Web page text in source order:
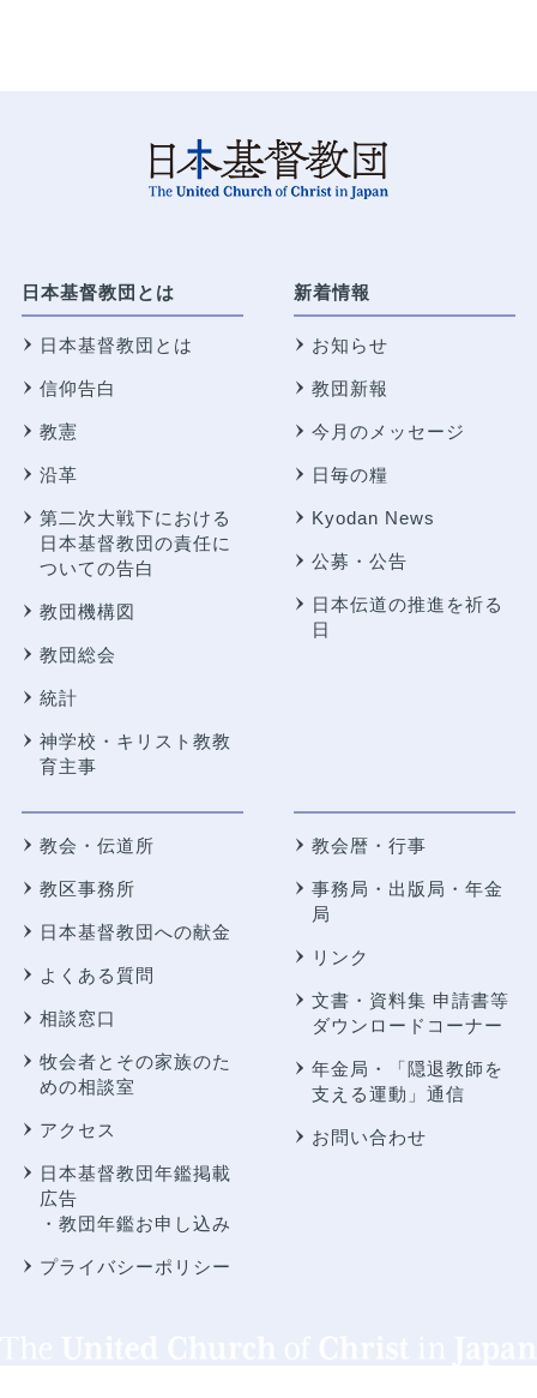
日本基督教団とは
日本基督教団とは
信仰告白
教憲
沿革
第二次大戦下における
日本基督教団の責任に
ついての告白
教団機構図
教団総会
統計
神学校・キリスト教教
育主事
新着情報
お知らせ
教団新報
今月のメッセージ
日毎の糧
Kyodan News
公募・公告
日本伝道の推進を祈る
日
教会・伝道所
教区事務所
日本基督教団への献金
よくある質問
相談窓口
牧会者とその家族のた
めの相談室
アクセス
日本基督教団年鑑掲載
広告
・教団年鑑お申し込み
プライバシーポリシー
教会暦・行事
事務局・出版局・年金
局
リンク
文書・資料集 申請書等
ダウンロードコーナー
年金局・
「隠退教師を
支える運動」通信
お問い合わせ